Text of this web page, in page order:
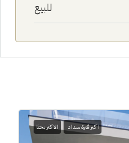
للبيع
اكبر فترة سداد الاكثر بحثا